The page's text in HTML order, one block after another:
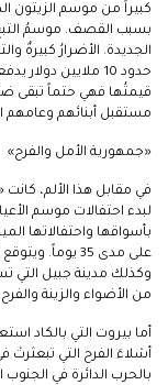
كبيراً من موسم الزيتون
بسبب القصف. موسمُ
الجديدة. الأضرارُ كبيرةٌ
حدود 10 ملايين
قيمتُها فهي حتماً تبقى
مستقبل أبنائهم وعامهم
«جمهورية الأمل والفرح»
في مقابل هذا الألم،
لبدء احتفالات موسم
بأسواقها واحتفالاتها
على مدى 35
وكذلك مدينة جبيل التي
من الأضواء والزينة والفرح.
أما بيروت التي بالكاد
أشلاءَ الفرح التي تبعثرتْ
بالحرب الدائرة في